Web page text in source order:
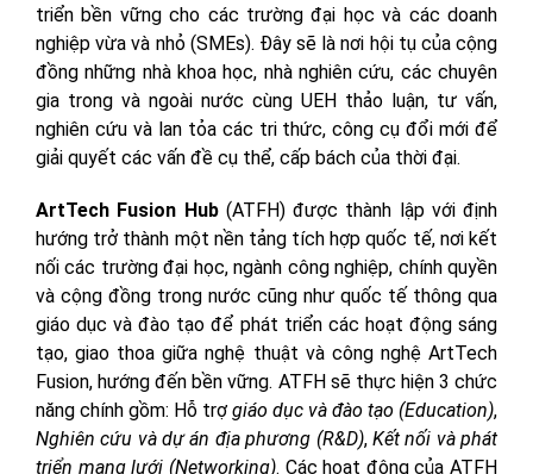
triển bền vững cho các trường đại học và các doanh
nghiệp vừa và nhỏ (SMEs). Đây sẽ là nơi hội tụ của cộng
đồng những nhà khoa học, nhà nghiên cứu, các chuyên
gia trong và ngoài nước cùng UEH thảo luận, tư vấn,
nghiên cứu và lan tỏa các tri thức, công cụ đổi mới để
giải quyết các vấn đề cụ thể, cấp bách của thời đại.
ArtTech Fusion Hub(ATFH) được thành lập với định
hướng trở thành một nền tảng tích hợp quốc tế, nơi kết
nối các trường đại học, ngành công nghiệp, chính quyền
và cộng đồng trong nước cũng như quốc tế thông qua
giáo dục và đào tạo để phát triển các hoạt động sáng
tạo, giao thoa giữa nghệ thuật và công nghệ ArtTech
Fusion, hướng đến bền vững. ATFH sẽ thực hiện 3 chức
năng chính gồm: Hỗ trợ giáo dục và đào tạo (Education),
Nghiên cứu và dự án địa phương (R&D), Kết nối và phát
triển mạng lưới (Networking). Các hoạt động của ATFH